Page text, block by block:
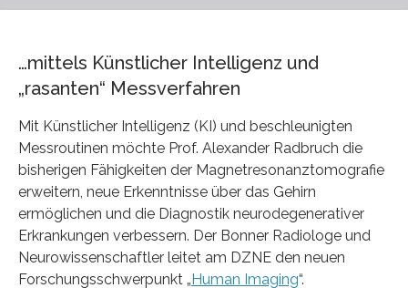
…mittels Künstlicher Intelligenz und
„rasanten“ Messverfahren
Mit Künstlicher Intelligenz (KI) und beschleunigten
Messroutinen möchte Prof. Alexander Radbruch die
bisherigen Fähigkeiten der Magnetresonanztomografie
erweitern, neue Erkenntnisse über das Gehirn
ermöglichen und die Diagnostik neurodegenerativer
Erkrankungen verbessern. Der Bonner Radiologe und
Neurowissenschaftler leitet am DZNE den neuen
Forschungsschwerpunkt „Human Imaging“.